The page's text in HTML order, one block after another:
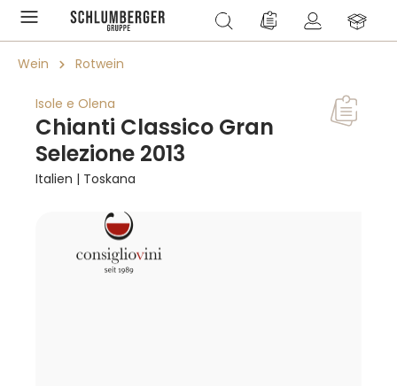
springen Du hast 0 Produkte
Wein Rotwein
Isole e Olena
Chianti Classico Gran
Selezione 2013
Italien | Toskana
Bildergalerie überspringen